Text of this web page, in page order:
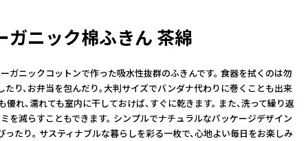
ガニック棉ふきん 茶綿
ガニックコットンで作った吸水性抜群のふきんです。 食器を拭くのは勿
たり、お弁当を包んだり。大判サイズでバンダナ代わりに巻くことも出来
優れ、濡れても室内に干しておけば、すぐに乾きます。 また、洗って繰り返
を減らすこともできます。 シンプルでナチュラルなパッケージデザイン
ったり。 サスティナブルな暮らしを彩る一枚で、心地よい毎日をお楽しみ